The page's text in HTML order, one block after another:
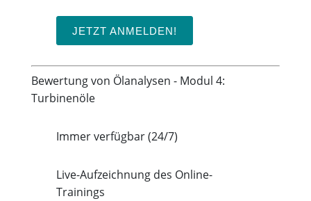
JETZT ANMELDEN!
Bewertung von Ölanalysen - Modul 4:
Turbinenöle
Immer verfügbar (24/7)
Live-Aufzeichnung des Online-
Trainings